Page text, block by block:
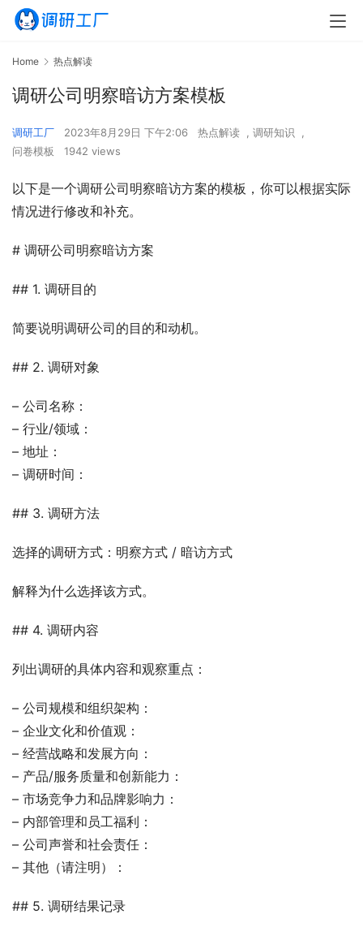
Home 热点解读
调研公司明察暗访方案模板
调研工厂 2023年8月29日 下午2:06 热点解读 , 调研知识
,
问卷模板
1942 views
以下是一个调研公司明察暗访方案的模板，你可以根据实际
情况进行修改和补充。
# 调研公司明察暗访方案
## 1. 调研目的
简要说明调研公司的目的和动机。
## 2. 调研对象
– 公司名称：
– 行业/领域：
– 地址：
– 调研时间：
## 3. 调研方法
选择的调研方式：明察方式 / 暗访方式
解释为什么选择该方式。
## 4. 调研内容
列出调研的具体内容和观察重点：
– 公司规模和组织架构：
– 企业文化和价值观：
– 经营战略和发展方向：
– 产品/服务质量和创新能力：
– 市场竞争力和品牌影响力：
– 内部管理和员工福利：
– 公司声誉和社会责任：
– 其他（请注明）：
## 5. 调研结果记录